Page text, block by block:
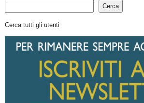
Cerca
Cerca tutti gli utenti